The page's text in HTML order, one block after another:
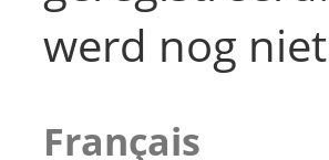
werd nog
Français